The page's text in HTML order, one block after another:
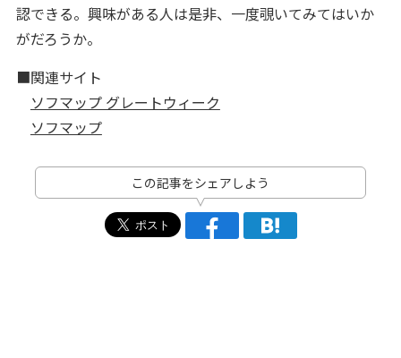
認できる。興味がある人は是非、一度覗いてみてはいか
がだろうか。
■関連サイト
ソフマップ グレートウィーク
ソフマップ
この記事をシェアしよう